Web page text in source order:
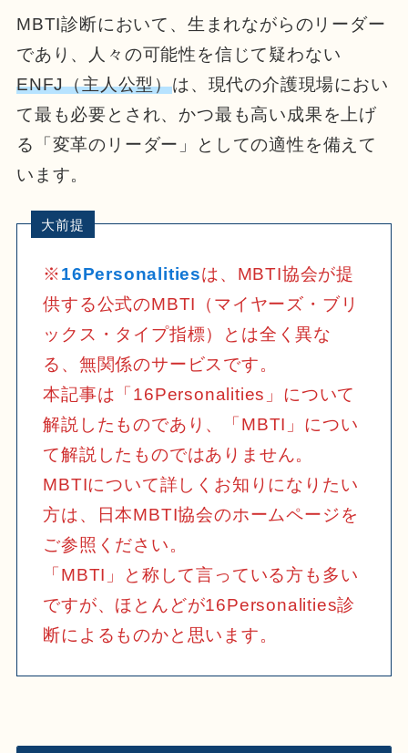
MBTI診断において、生まれながらのリーダー
であり、人々の可能性を信じて疑わない
ENFJ（主人公型）は、現代の介護現場におい
て最も必要とされ、かつ最も高い成果を上げ
る「変革のリーダー」としての適性を備えて
います。
※16Personalitiesは、MBTI協会が提
供する公式のMBTI（マイヤーズ・ブリ
ックス・タイプ指標）とは全く異な
る、無関係のサービスです。
本記事は「16Personalities」について
解説したものであり、「MBTI」につい
て解説したものではありません。
MBTIについて詳しくお知りになりたい
方は、日本MBTI協会のホームページを
ご参照ください。
「MBTI」と称して言っている方も多い
ですが、ほとんどが16Personalities診
断によるものかと思います。